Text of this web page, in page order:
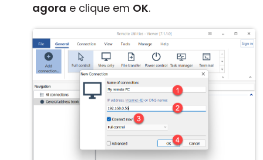
agora e clique em OK.